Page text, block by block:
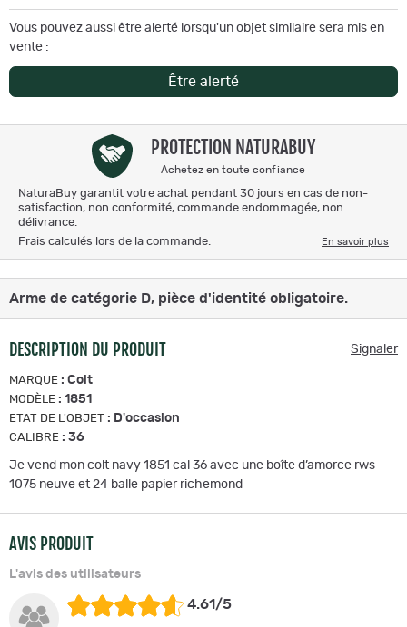
Vous pouvez aussi être alerté lorsqu'un objet similaire sera mis en
vente :
Être alerté
PROTECTION NATURABUY
Achetez en toute confiance
NaturaBuy garantit votre achat pendant 30 jours en cas de non-
satisfaction, non conformité, commande endommagée, non
délivrance.
Frais calculés lors de la commande.
En savoir plus
Arme de catégorie D, pièce d'identité obligatoire.
DESCRIPTION DU PRODUIT Signaler
MARQUE : Colt
MODÈLE : 1851
ETAT DE L'OBJET : D'occasion
CALIBRE : 36
Je vend mon colt navy 1851 cal 36 avec une boîte d’amorce rws
1075 neuve et 24 balle papier richemond
AVIS PRODUIT
L'avis des utilisateurs
4.61/5